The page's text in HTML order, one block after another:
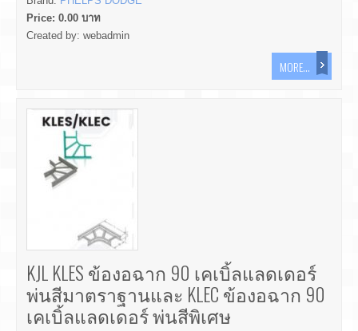
Price: 0.00 บาท
Created by: webadmin
MORE...
KJL KLES ข้องอฉาก 90 เคเบิ้ลแลดเดอร์
พ่นสีมาตราฐานและ KLEC ข้องอฉาก 90
เคเบิ้ลแลดเดอร์ พ่นสีพิเศษ